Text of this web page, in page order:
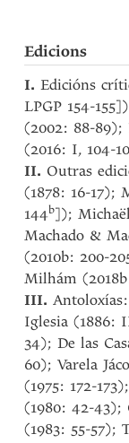
Edicions
I. Edicións
LPGP 154-
(2002: 88-89);
(2016: I, 104-
II. Outras
(1878: 16-17);
144b]);
Machado &
(2010b: 200-
Milhám
III.
Iglesia (1886:
34); De las
60); Varela
(1975: 172-
(1980: 42-43);
(1983: 55-57);